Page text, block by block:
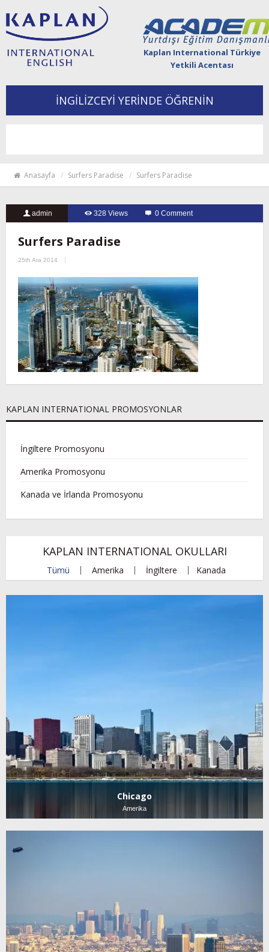
Kaplan International Türkiye
Yetkili Acentası
İNGİLİZCEYİ YERİNDE ÖĞRENİN
Anasayfa Surfers Paradise Surfers Paradise
admin 328 Views 0 Comment
Surfers Paradise
25th Ara 2014
KAPLAN INTERNATIONAL PROMOSYONLAR
İngiltere Promosyonu
Amerika Promosyonu
Kanada ve İrlanda Promosyonu
KAPLAN INTERNATIONAL OKULLARI
Tümü Amerika İngiltere Kanada
Chicago
Amerika